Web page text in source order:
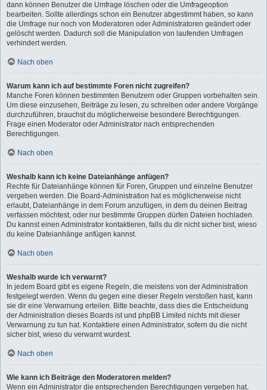
dann können Benutzer die Umfrage löschen oder die Umfrageoption
bearbeiten. Sollte allerdings schon ein Benutzer abgestimmt haben, so kann
die Umfrage nur noch von Moderatoren oder Administratoren geändert oder
gelöscht werden. Dadurch soll die Manipulation von laufenden Umfragen
verhindert werden.
Nach oben
Warum kann ich auf bestimmte Foren nicht zugreifen?
Manche Foren können bestimmten Benutzern oder Gruppen vorbehalten sein.
Um diese einzusehen, Beiträge zu lesen, zu schreiben oder andere Vorgänge
durchzuführen, brauchst du möglicherweise besondere Berechtigungen.
Frage einen Moderator oder Administrator nach entsprechenden
Berechtigungen.
Nach oben
Weshalb kann ich keine Dateianhänge anfügen?
Rechte für Dateianhänge können für Foren, Gruppen und einzelne Benutzer
vergeben werden. Die Board-Administration hat es möglicherweise nicht
erlaubt, Dateianhänge in dem Forum anzufügen, in dem du deinen Beitrag
verfassen möchtest, oder nur bestimmte Gruppen dürfen Dateien hochladen.
Du kannst einen Administrator kontaktieren, falls du dir nicht sicher bist, wieso
du keine Dateianhänge anfügen kannst.
Nach oben
Weshalb wurde ich verwarnt?
In jedem Board gibt es eigene Regeln, die meistens von der Administration
festgelegt werden. Wenn du gegen eine dieser Regeln verstoßen hast, kann
sie dir eine Verwarnung erteilen. Bitte beachte, dass dies die Entscheidung
der Administration dieses Boards ist und phpBB Limited nichts mit dieser
Verwarnung zu tun hat. Kontaktiere einen Administrator, sofern du die nicht
sicher bist, wieso du verwarnt wurdest.
Nach oben
Wie kann ich Beiträge den Moderatoren melden?
Wenn ein Administrator die entsprechenden Berechtigungen vergeben hat,